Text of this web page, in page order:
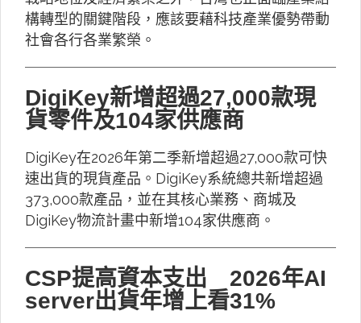
構轉型的關鍵階段，應該要藉科技產業優勢帶動
社會各行各業繁榮。
DigiKey新增超過27,000款現
貨零件及104家供應商
DigiKey在2026年第二季新增超過27,000款可快
速出貨的現貨產品。DigiKey系統總共新增超過
373,000款產品，並在其核心業務、商城及
DigiKey物流計畫中新增104家供應商。
CSP提高資本支出 2026年AI
server出貨年增上看31%